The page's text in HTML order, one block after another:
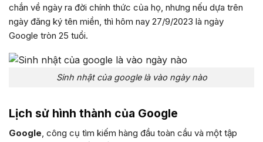
chắn về ngày ra đời chính thức của họ, nhưng nếu dựa trên
ngày đăng ký tên miền, thì hôm nay 27/9/2023 là ngày
Google tròn 25 tuổi.
Sinh nhật của google là vào ngày nào
Lịch sử hình thành của Google
Google , công cụ tìm kiếm hàng đầu toàn cầu và một tập